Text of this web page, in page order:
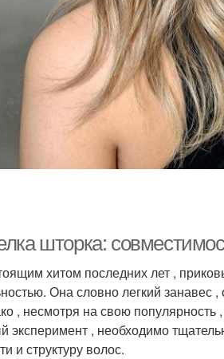
шторка:
хитом последних лет ,
Она словно легкий
, несмотря на свою
эксперимент , необходимо
и структуру волос.